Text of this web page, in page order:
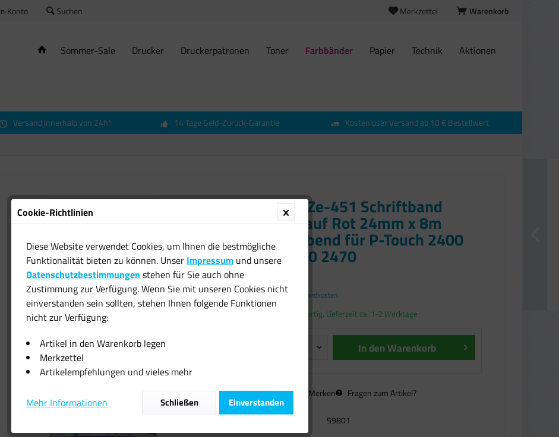
Warenkorb
Merkzettel
Konto Suchen
Sommer-Sale Drucker Druckerpatronen Toner Farbbänder Papier Technik Aktionen
Versand innerhalb von 24h* 14 Tage Geld-Zurück-Garantie Kostenloser Versand ab 10 € Bestellwert
Brother TZe-451 Schriftband
Schwarz auf Rot 24mm x 8m
selbstklebend für P-Touch 2400
2420 2450 2470
17,13 € *
inkl. MwSt.zzgl. Versandkosten
Sofort versandfertig, Lieferzeit ca. 1-2 Werktage
In denWarenkorb
Vergleichen Merken Fragen zum Artikel?
59801
Cookie-Richtlinien
Diese Website verwendet Cookies, um Ihnen die bestmögliche
Funktionalität bieten zu können. Unser Impressum und unsere
Datenschutzbestimmungen stehen für Sie auch ohne
Zustimmung zur Verfügung. Wenn Sie mit unseren Cookies nicht
einverstanden sein sollten, stehen Ihnen folgende Funktionen
nicht zur Verfügung:
Artikel in den Warenkorb legen
Merkzettel
Artikelempfehlungen und vieles mehr
Mehr Informationen Einverstanden
Schließen